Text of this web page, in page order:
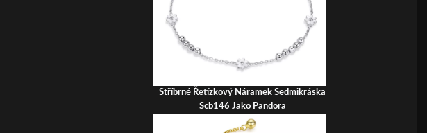
Stříbrné Řetízkový Náramek Sedmikráska
Scb146 Jako Pandora